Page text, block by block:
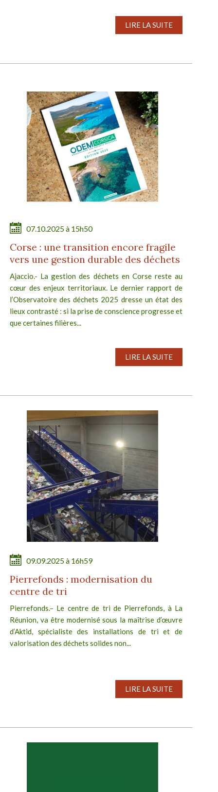
LIRE LA SUITE
07.10.2025 à 15h50
Corse : une transition encore fragile
vers une gestion durable des déchets
Ajaccio.- La gestion des déchets en Corse reste au
cœur des enjeux territoriaux. Le dernier rapport de
l’Observatoire des déchets 2025 dresse un état des
lieux contrasté : si la prise de conscience progresse et
que certaines filières...
LIRE LA SUITE
09.09.2025 à 16h59
Pierrefonds : modernisation du
centre de tri
Pierrefonds.– Le centre de tri de Pierrefonds, à La
Réunion, va être modernisé sous la maîtrise d’œuvre
d’Aktid, spécialiste des installations de tri et de
valorisation des déchets solides non...
LIRE LA SUITE